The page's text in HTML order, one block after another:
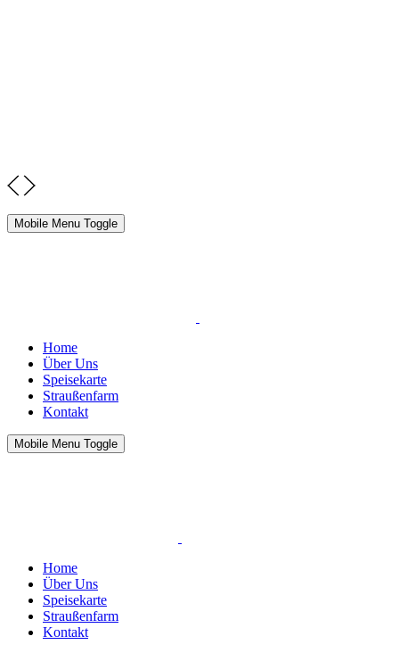
Mobile Menu Toggle
Home
Über Uns
Speisekarte
Straußenfarm
Kontakt
Mobile Menu Toggle
Home
Über Uns
Speisekarte
Straußenfarm
Kontakt